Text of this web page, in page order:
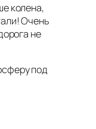
колена,
Очень
не
под